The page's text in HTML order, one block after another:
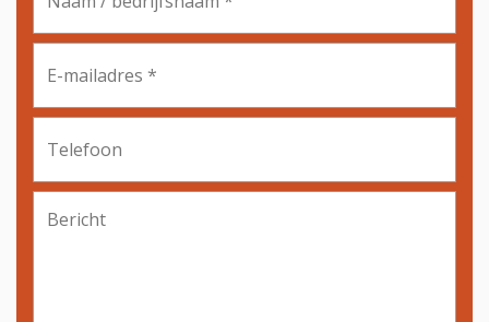
bedrijfsnaam
*
mailadres *